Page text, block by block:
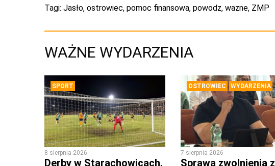
Tagi: Jasło, ostrowiec, pomoc finansowa, powodz, wazne, ZMP
WAŻNE WYDARZENIA
SPORT
8 sierpnia 2026
Derby w Starachowicach.
OSTROWIEC WYDARZENIA
7 sierpnia 2026
Sprawa zwolnienia z